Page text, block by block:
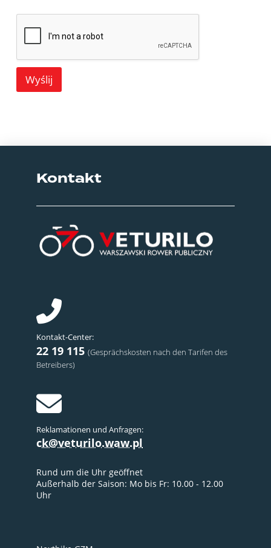
Wyślij
Kontakt
Kontakt-Center:
22 19 115 (Gesprächskosten nach den Tarifen des
Betreibers)
Reklamationen und Anfragen:
ck@veturilo.waw.pl
Rund um die Uhr geöffnet
Außerhalb der Saison: Mo bis Fr: 10.00 - 12.00
Uhr